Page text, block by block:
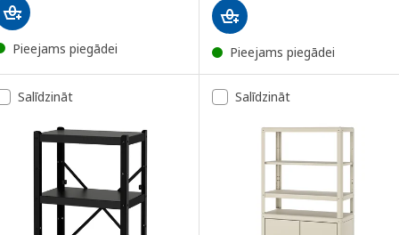
Pieejams piegādei Pieejams piegādei
Salīdzināt Salīdzināt